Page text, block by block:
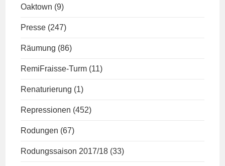
Oaktown (9)
Presse (247)
Räumung (86)
RemiFraisse-Turm (11)
Renaturierung (1)
Repressionen (452)
Rodungen (67)
Rodungssaison 2017/18 (33)